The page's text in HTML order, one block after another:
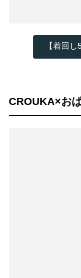
【着回
CROUKA×お